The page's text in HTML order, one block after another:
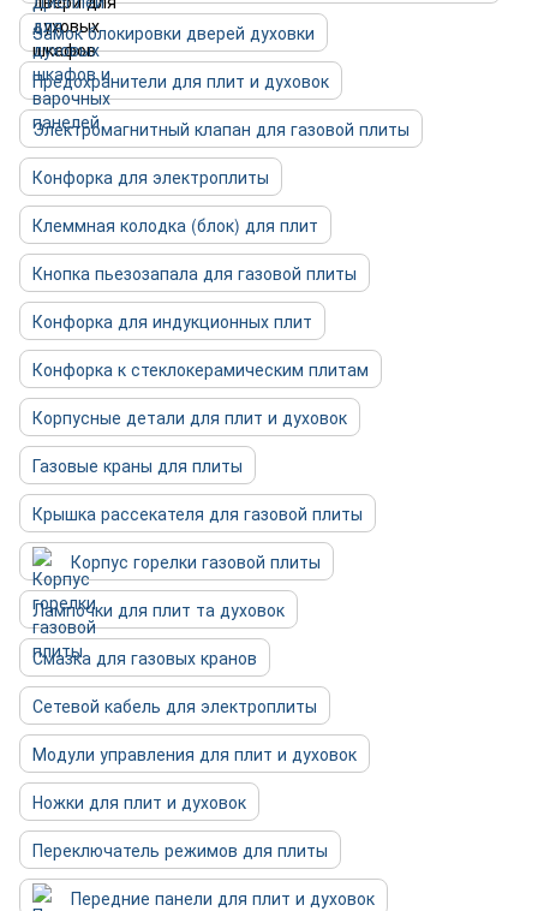
Замок блокировки дверей духовки
Предохранители для плит и духовок
Электромагнитный клапан для газовой плиты
Конфорка для электроплиты
Клеммная колодка (блок) для плит
Кнопка пьезозапала для газовой плиты
Конфорка для индукционных плит
Конфорка к стеклокерамическим плитам
Корпусные детали для плит и духовок
Газовые краны для плиты
Крышка рассекателя для газовой плиты
Корпус горелки газовой плиты
Лампочки для плит та духовок
Смазка для газовых кранов
Сетевой кабель для электроплиты
Модули управления для плит и духовок
Ножки для плит и духовок
Переключатель режимов для плиты
Передние панели для плит и духовок